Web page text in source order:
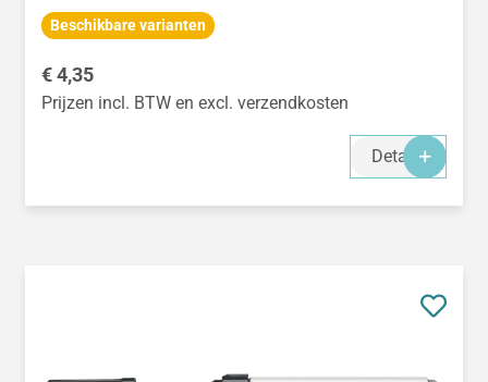
Beschikbare varianten
Normale prijs:
€ 4,35
Prijzen incl. BTW en excl. verzendkosten
Details